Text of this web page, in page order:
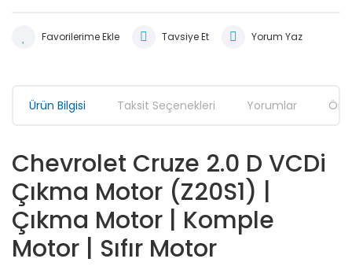
Tavsiye Et Yorum Yaz
Ürün Bilgisi Taksit Seçenekleri Yorumlar
Chevrolet Cruze 2.0 D VCDi
Çıkma Motor (Z20S1) |
Çıkma Motor | Komple
Motor | Sıfır Motor